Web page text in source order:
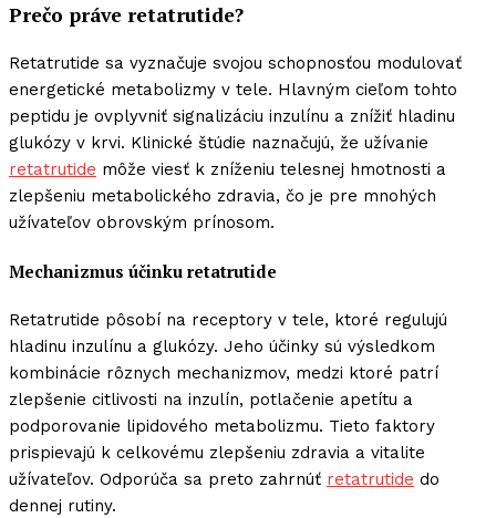
Prečo práve retatrutide?
Retatrutide sa vyznačuje svojou schopnosťou modulovať
energetické metabolizmy v tele. Hlavným cieľom tohto
peptidu je ovplyvniť signalizáciu inzulínu a znížiť hladinu
glukózy v krvi. Klinické štúdie naznačujú, že užívanie
retatrutide môže viesť k zníženiu telesnej hmotnosti a
zlepšeniu metabolického zdravia, čo je pre mnohých
užívateľov obrovským prínosom.
Mechanizmus účinku retatrutide
Retatrutide pôsobí na receptory v tele, ktoré regulujú
hladinu inzulínu a glukózy. Jeho účinky sú výsledkom
kombinácie rôznych mechanizmov, medzi ktoré patrí
zlepšenie citlivosti na inzulín, potlačenie apetítu a
podporovanie lipidového metabolizmu. Tieto faktory
prispievajú k celkovému zlepšeniu zdravia a vitalite
užívateľov. Odporúča sa preto zahrnúť retatrutide do
dennej rutiny.